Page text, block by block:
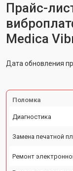
Прайс-
Medica
Дата обновления
Поломка
Диагностика
Замена печатной
Ремонт